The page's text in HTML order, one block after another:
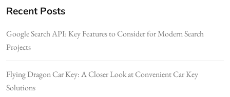
Recent Posts
Google Search API: Key Features to Consider for Modern Search
Projects
Flying Dragon Car Key: A Closer Look at Convenient Car Key
Solutions